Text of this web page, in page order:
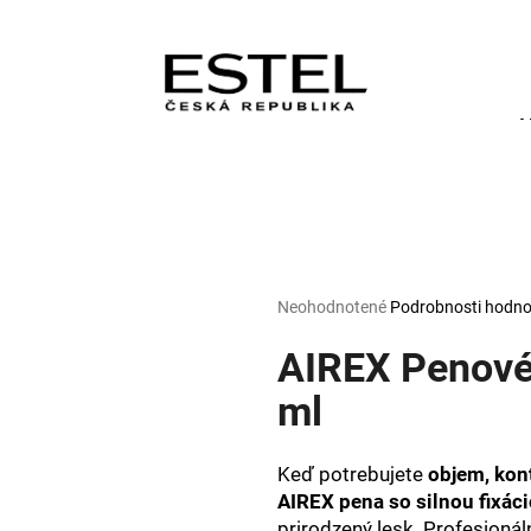
FARBY NA VLASY KADERNÍCKE POTREBY
Priemerné
produktu
je
hviezdičiek.
Neohodnotené Podrobnosti
AIREX
ml
Keď potrebujete objem,
AIREX pena so silnou